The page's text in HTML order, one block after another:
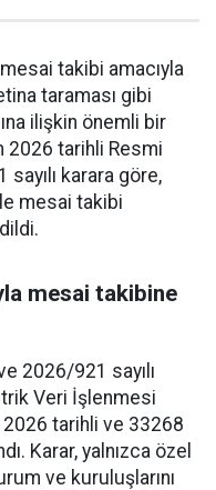
takibi amacıyla
taraması gibi
ilişkin önemli bir
2026 tarihli Resmi
sayılı karara göre,
mesai takibi
mesai takibine
2026/921 sayılı
Veri İşlenmesi
2026 tarihli ve 33268
Karar, yalnızca özel
ve kuruluşlarını